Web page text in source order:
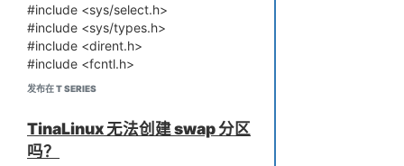
#include <sys/select.h>
#include <sys/types.h>
#include <dirent.h>
#include <fcntl.h>
#include <signal.h>
//#include <power_manager_client.h>
#define TOTAL_VIDEO_AUDIO_NUM
100
发布在 T SERIES
TinaLinux 无法创建 swap 分区
吗？